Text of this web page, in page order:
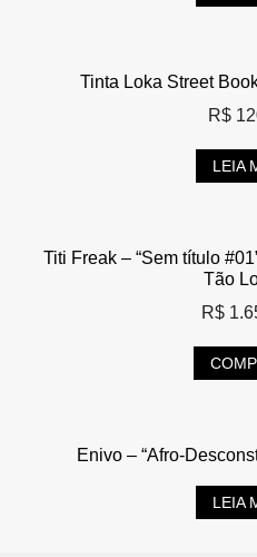
Tinta Loka Street
R$
LEIA
Titi Freak – “Sem título
Tão
R$
Enivo – “Afro-
LEIA